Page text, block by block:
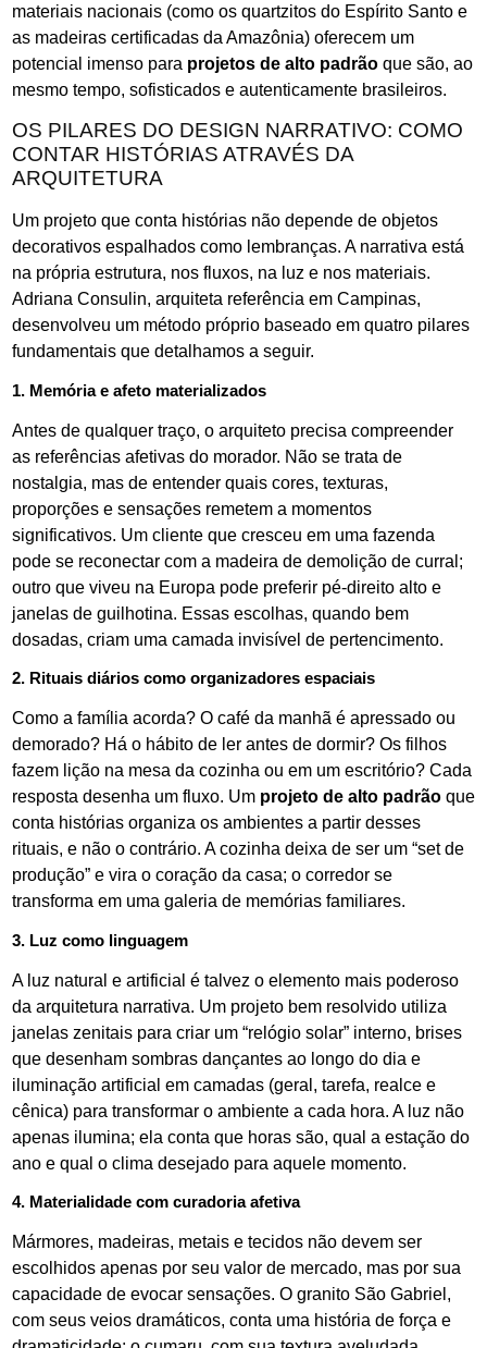
materiais nacionais (como os quartzitos do Espírito Santo e
as madeiras certificadas da Amazônia) oferecem um
potencial imenso para projetos de alto padrão que são, ao
mesmo tempo, sofisticados e autenticamente brasileiros.
OS PILARES DO DESIGN NARRATIVO: COMO
CONTAR HISTÓRIAS ATRAVÉS DA
ARQUITETURA
Um projeto que conta histórias não depende de objetos
decorativos espalhados como lembranças. A narrativa está
na própria estrutura, nos fluxos, na luz e nos materiais.
Adriana Consulin, arquiteta referência em Campinas,
desenvolveu um método próprio baseado em quatro pilares
fundamentais que detalhamos a seguir.
1. Memória e afeto materializados
Antes de qualquer traço, o arquiteto precisa compreender
as referências afetivas do morador. Não se trata de
nostalgia, mas de entender quais cores, texturas,
proporções e sensações remetem a momentos
significativos. Um cliente que cresceu em uma fazenda
pode se reconectar com a madeira de demolição de curral;
outro que viveu na Europa pode preferir pé-direito alto e
janelas de guilhotina. Essas escolhas, quando bem
dosadas, criam uma camada invisível de pertencimento.
2. Rituais diários como organizadores espaciais
Como a família acorda? O café da manhã é apressado ou
demorado? Há o hábito de ler antes de dormir? Os filhos
fazem lição na mesa da cozinha ou em um escritório? Cada
resposta desenha um fluxo. Um projeto de alto padrão que
conta histórias organiza os ambientes a partir desses
rituais, e não o contrário. A cozinha deixa de ser um “set de
produção” e vira o coração da casa; o corredor se
transforma em uma galeria de memórias familiares.
3. Luz como linguagem
A luz natural e artificial é talvez o elemento mais poderoso
da arquitetura narrativa. Um projeto bem resolvido utiliza
janelas zenitais para criar um “relógio solar” interno, brises
que desenham sombras dançantes ao longo do dia e
iluminação artificial em camadas (geral, tarefa, realce e
cênica) para transformar o ambiente a cada hora. A luz não
apenas ilumina; ela conta que horas são, qual a estação do
ano e qual o clima desejado para aquele momento.
4. Materialidade com curadoria afetiva
Mármores, madeiras, metais e tecidos não devem ser
escolhidos apenas por seu valor de mercado, mas por sua
capacidade de evocar sensações. O granito São Gabriel,
com seus veios dramáticos, conta uma história de força e